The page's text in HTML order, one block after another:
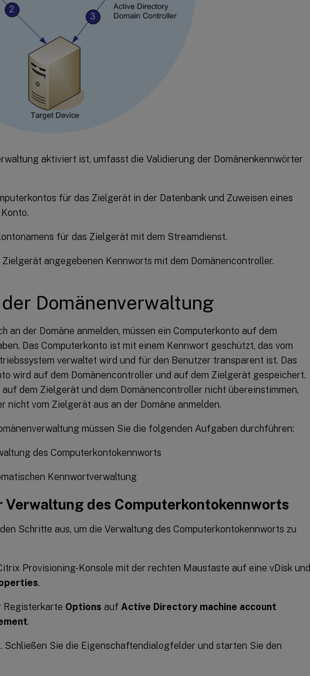
aktiviert ist, umfasst die Validierung der Domänenkennwörter
für das Zielgerät in der Datenbank und Zuweisen eines
für das Zielgerät mit dem Streamdienst.
Zielgerät angegebenen Kennworts mit dem Domänencontroller.
Domänenverwaltung
an der Domäne anmelden, müssen ein Computerkonto auf dem
Das Computerkonto ist mit einem Kennwort geschützt, das vom
verwaltet wird und für den Benutzer transparent ist. Das
wird auf dem Domänencontroller und auf dem Zielgerät gespeichert.
dem Zielgerät und dem Domänencontroller nicht übereinstimmen,
nicht vom Zielgerät aus an der Domäne anmelden.
müssen Sie die folgenden Aufgaben durchführen:
des Computerkontokennworts
Kennwortverwaltung
Verwaltung des Computerkontokennworts
Schritte aus, um die Verwaltung des Computerkontokennworts zu
Provisioning-Konsole mit der rechten Maustaste auf eine vDisk und
.
Registerkarte Options auf Active Directory machine account
.
. Schließen Sie die Eigenschaftendialogfelder und starten Sie den